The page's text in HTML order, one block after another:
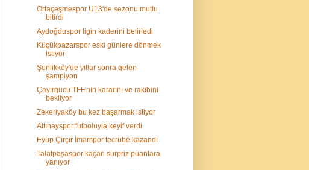
Ortaçeşmespor U13'de sezonu mutlu
bitirdi
Aydoğduspor ligin kaderini belirledi
Küçükpazarspor eski günlere dönmek
istiyor
Şenlikköy'de yıllar sonra gelen
şampiyon
Çayırgücü TFF'nin kararını ve rakibini
bekliyor
Zekeriyaköy bu kez başarmak istiyor
Altınayspor futboluyla keyif verdi
Eyüp Çırçır İmarspor tecrübe kazandı
Talatpaşaspor kaçan sürpriz puanlara
yanıyor